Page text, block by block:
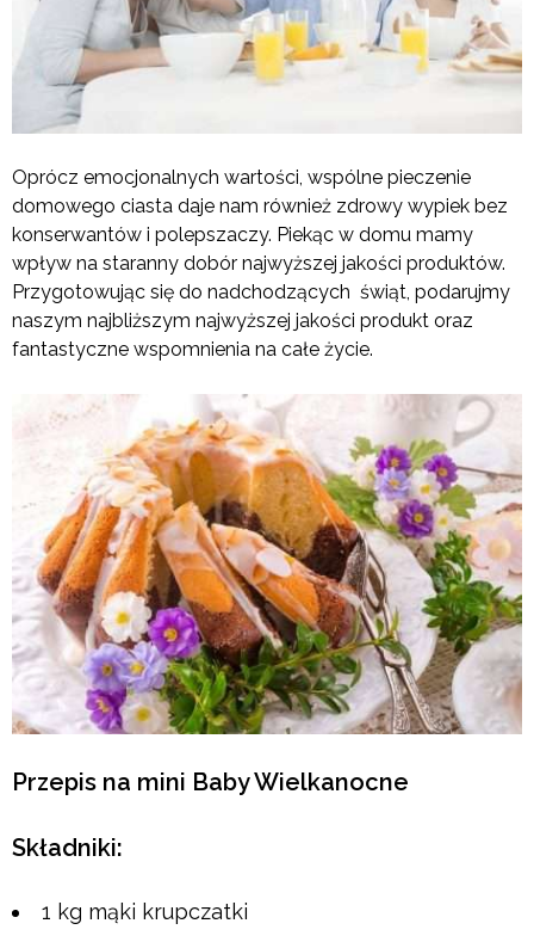
Oprócz emocjonalnych wartości, wspólne pieczenie
domowego ciasta daje nam również zdrowy wypiek bez
konserwantów i polepszaczy. Piekąc w domu mamy
wpływ na staranny dobór najwyższej jakości produktów.
Przygotowując się do nadchodzących świąt, podarujmy
naszym najbliższym najwyższej jakości produkt oraz
fantastyczne wspomnienia na całe życie.
Przepis na mini Baby Wielkanocne
Składniki:
1 kg mąki krupczatki